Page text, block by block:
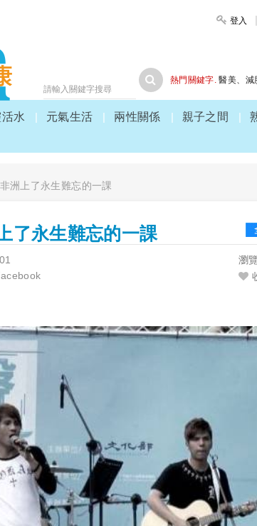
登入
熱門關鍵字. 醫美、 減
水 元氣生活 兩性關係 親子之間
洲上了永生難忘的一課
了永生難忘的一課
瀏